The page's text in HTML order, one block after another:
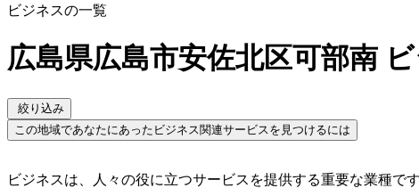
ビジネスの一覧
広島県広島市安佐北区可部南
絞り込み
この地域であなたにあったビジネス関連サービスを見つけるには
ビジネスは、人々の役に立つサービスを提供する重要な業種で